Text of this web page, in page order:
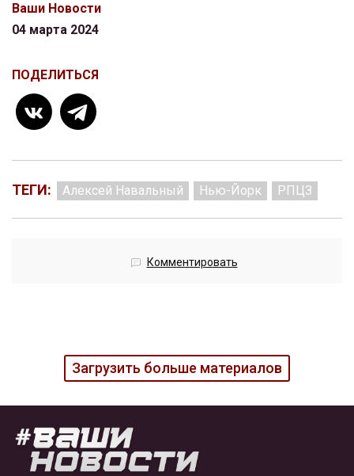
Ваши Новости
04 марта 2024
ПОДЕЛИТЬСЯ
ТЕГИ: Алексей Навальный Нью-Йорк РПЦЗ
Комментировать
Загрузить больше материалов